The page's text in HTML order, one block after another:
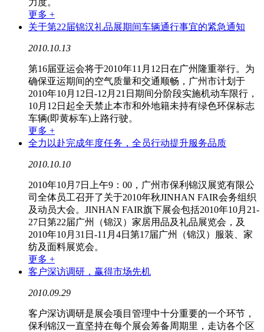
更多 +
关于第22届锦汉礼品展期间车辆通行事宜的紧急通知
2010.10.13
第16届亚运会将于2010年11月12日在广州隆重举行。为
确保亚运期间的空气质量和交通顺畅，广州市计划于
2010年10月12日-12月21日期间分阶段实施机动车限行，
10月12日起全天禁止本市和外地籍未持有绿色环保标志
车辆(即黄标车)上路行驶。
更多 +
全力以赴完成年度任务，全员行动提升服务品质
2010.10.10
2010年10月7日上午9：00，广州市保利锦汉展览有限公
司全体员工召开了关于2010年秋JINHAN FAIR会务组织
及动员大会。JINHAN FAIR旗下展会包括2010年10月21-
27日第22届广州（锦汉）家居用品及礼品展览会，及
2010年10月31日-11月4日第17届广州（锦汉）服装、家
纺及面料展览会。
更多 +
客户深访调研，赢得市场先机
2010.09.29
客户深访调研是展会项目管理中十分重要的一个环节，
保利锦汉一直坚持在每个展会筹备周期里，走访各个区